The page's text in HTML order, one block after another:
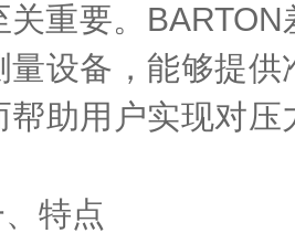
关重要。
量设备，能够提
帮助用户实现对
特点